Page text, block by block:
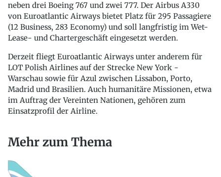
neben drei Boeing 767 und zwei 777. Der Airbus A330
von Euroatlantic Airways bietet Platz für 295 Passagiere
(12 Business, 283 Economy) und soll langfristig im Wet-
Lease- und Chartergeschäft eingesetzt werden.
Derzeit fliegt Euroatlantic Airways unter anderem für
LOT Polish Airlines auf der Strecke New York -
Warschau sowie für Azul zwischen Lissabon, Porto,
Madrid und Brasilien. Auch humanitäre Missionen, etwa
im Auftrag der Vereinten Nationen, gehören zum
Einsatzprofil der Airline.
Mehr zum Thema